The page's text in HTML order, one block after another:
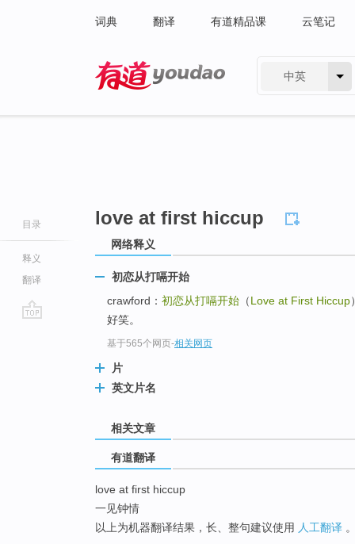
词典 翻译 有道精品课 云笔记
中英
目录
释义
翻译
love at first hiccup
网络释义
初恋从打嗝开始
crawford： 初恋从打嗝开始 （Love at First Hiccup
好笑。
基于565个网页-相关网页
片
英文片名
相关文章
有道翻译
love at first hiccup
一见钟情
以上为机器翻译结果，长、整句建议使用 人工翻译